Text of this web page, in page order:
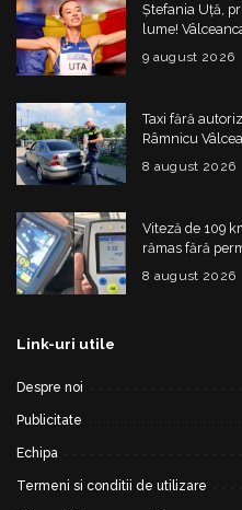
Ștefania Uță,
lume!
9 august 2026
Taxi fără
Râmnicu
de 6 luni
8 august 2026
Viteză de 109
rămas fără
4.325 de lei
8 august 2026
Link-uri utile
Despre noi
Publicitate
Echipa
Termeni si conditii de utilizare